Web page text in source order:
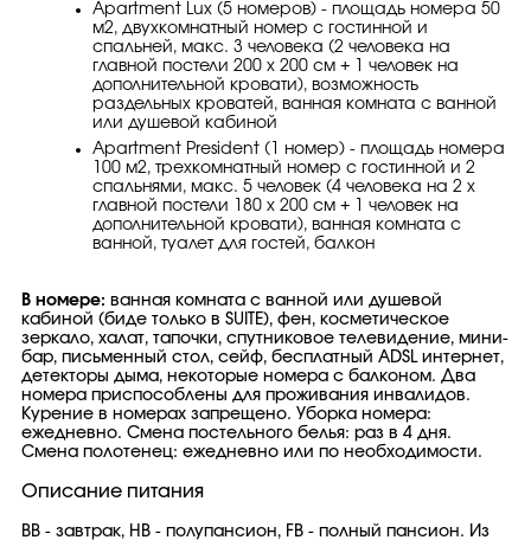
Apartment Lux (5 номеров) - площадь номера 50
м2, двухкомнатный номер с гостинной и
спальней, макс. 3 человекa (2 человека на
главной постели 200 х 200 см + 1 человек на
дополнительной кровати), возможность
раздельных кроватей, ванная комната с ванной
или душевой кабиной
Apartment President (1 номер) - площадь номера
100 м2, трехкомнатный номер с гостинной и 2
спальнями, макс. 5 человек (4 человека на 2 х
главной постели 180 х 200 см + 1 человек на
дополнительной кровати), ванная комната с
ванной, туалет для гостей, балкон
В номере: ванная комната с ванной или душевой
кабиной (биде только в SUITE), фен, косметическое
зеркало, халат, тапочки, спутниковое телевидение, мини-
бар, письменный стол, сейф, бесплатный ADSL интернет,
детекторы дыма, некоторые номера с балконом. Два
номера приспособлены для проживания инвалидов.
Курение в номерах запрещено. Уборка номера:
ежедневно. Смена постельного белья: раз в 4 дня.
Смена полотенец: ежедневно или по необходимости.
Описание питания
ВВ - завтрак, НВ - полупансион, FB - полный пансион. Из